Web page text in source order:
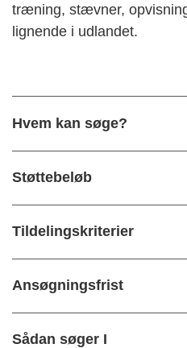
træning, stævner,
lignende i udlandet.
Hvem kan søge?
Støttebeløb
Tildelingskriterier
Ansøgningsfrist
Sådan søger I